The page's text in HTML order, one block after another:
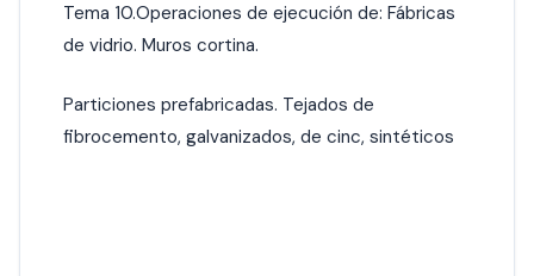
Tema 10.Operaciones de ejecución de: Fábricas
de vidrio. Muros cortina.
Particiones prefabricadas. Tejados de
fibrocemento, galvanizados, de cinc, sintéticos